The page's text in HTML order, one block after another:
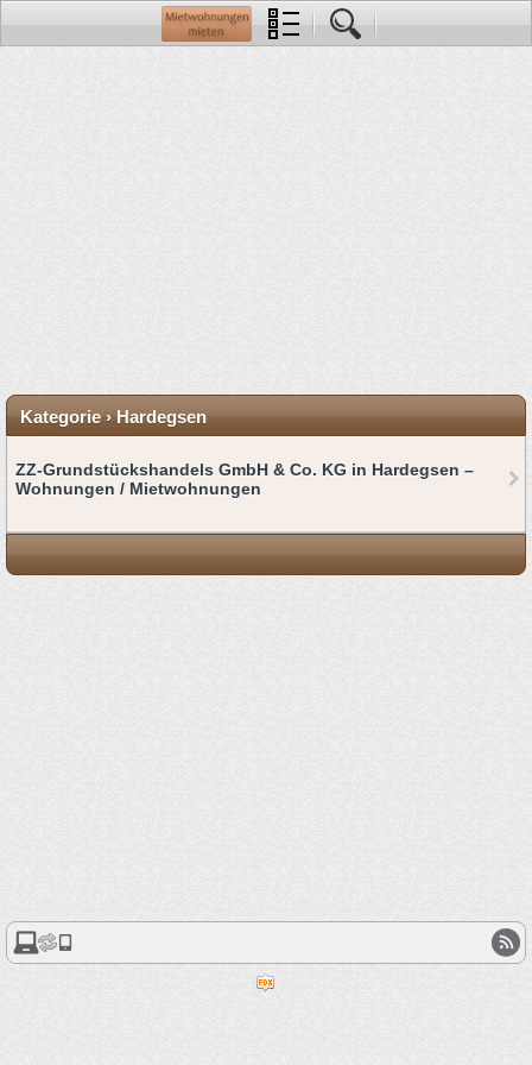
Kategorie › Hardegsen
ZZ-Grundstückshandels GmbH & Co. KG in Hardegsen –
Wohnungen / Mietwohnungen